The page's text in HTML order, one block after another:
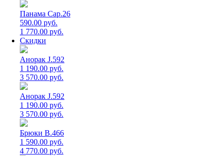
Панама Cap.26
590.00 руб.
1 770.00 руб.
Скидки
Анорак J.592
1 190.00 руб.
3 570.00 руб.
Анорак J.592
1 190.00 руб.
3 570.00 руб.
Брюки B.466
1 590.00 руб.
4 770.00 руб.